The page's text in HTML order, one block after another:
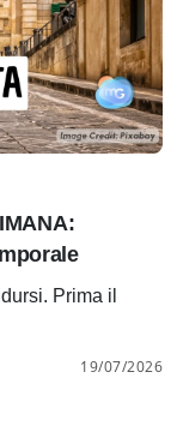
Prima il
19/07/2026